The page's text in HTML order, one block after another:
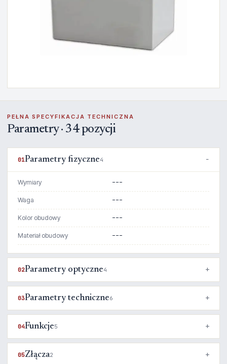
PEŁNA SPECYFIKACJA TECHNICZNA
Parametry · 34 pozycji
01Parametry fizyczne4
Wymiary ---
Waga ---
Kolor obudowy ---
Materiał obudowy ---
02Parametry optyczne4
03Parametry techniczne6
04Funkcje5
05Złącza2